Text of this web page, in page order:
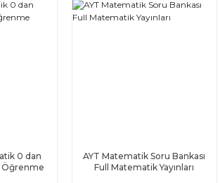
0 dan
Öğrenme
AYT Matematik Soru Bankası
Full Matematik Yayınları